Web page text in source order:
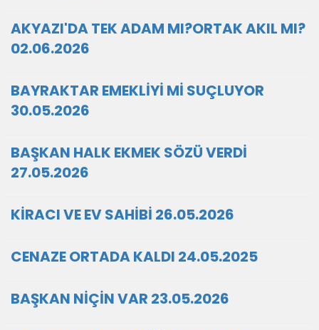
AKYAZI'DA TEK ADAM MI?ORTAK AKIL MI?
02.06.2026
BAYRAKTAR EMEKLİYİ Mİ SUÇLUYOR
30.05.2026
BAŞKAN HALK EKMEK SÖZÜ VERDİ
27.05.2026
KİRACI VE EV SAHİBİ 26.05.2026
CENAZE ORTADA KALDI 24.05.2025
BAŞKAN NİÇİN VAR 23.05.2026